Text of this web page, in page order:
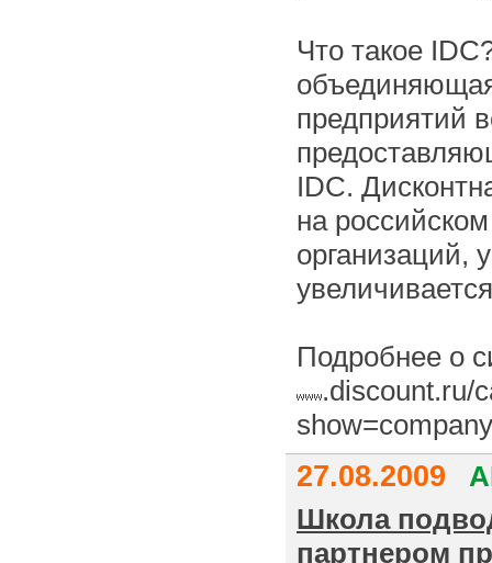
Что такое
предприятий
IDC.
на
организаций,
Подробнее о
.discount.ru/
27.08.2009
Школа
партнером